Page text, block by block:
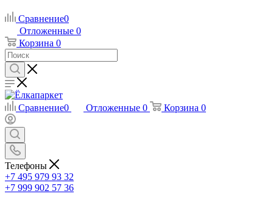
Сравнение0
Отложенные 0
Корзина 0
Сравнение0 Отложенные 0 Корзина 0
Телефоны
+7 495 979 93 32
+7 999 902 57 36